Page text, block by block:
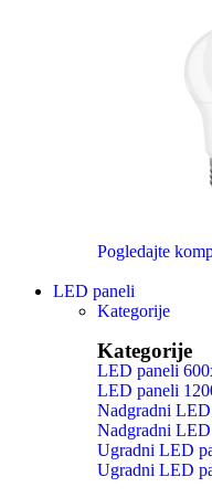
Pogledajte
LED paneli
Kategorije
Kategorije
LED paneli
LED paneli
Nadgradni
Nadgradni
Ugradni LED
Ugradni LED